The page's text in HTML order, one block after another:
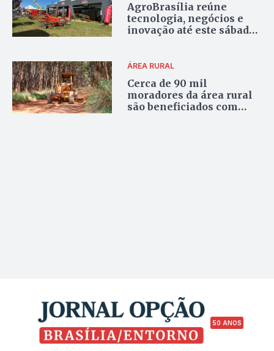
AgroBrasília reúne
tecnologia, negócios e
inovação até este sábado
ÁREA RURAL
Cerca de 90 mil
moradores da área rural
são beneficiados com
50 ANOS